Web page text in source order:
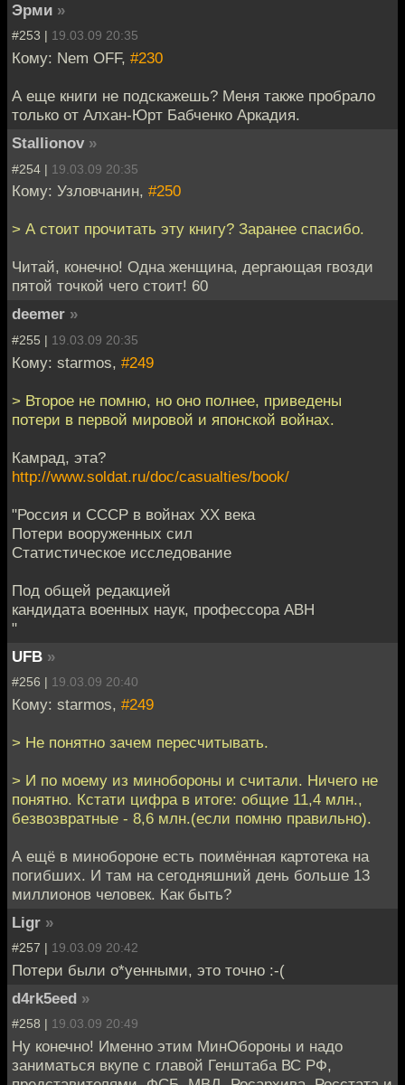
Эрми »
#253 | 19.03.09 20:35
Кому: Nem OFF, #230
А еще книги не подскажешь? Меня также пробрало
только от Алхан-Юрт Бабченко Аркадия.
Stallionov »
#254 | 19.03.09 20:35
Кому: Узловчанин, #250
> А стоит прочитать эту книгу? Заранее спасибо.
Читай, конечно! Одна женщина, дергающая гвозди
пятой точкой чего стоит! 60
deemer »
#255 | 19.03.09 20:35
Кому: starmos, #249
> Второе не помню, но оно полнее, приведены
потери в первой мировой и японской войнах.
Камрад, эта?
http://www.soldat.ru/doc/casualties/book/
"Россия и СССР в войнах XX века
Потери вооруженных сил
Статистическое исследование
Под общей редакцией
кандидата военных наук, профессора АВН
"
UFB »
#256 | 19.03.09 20:40
Кому: starmos, #249
> Не понятно зачем пересчитывать.
> И по моему из минобороны и считали. Ничего не
понятно. Кстати цифра в итоге: общие 11,4 млн.,
безвозвратные - 8,6 млн.(если помню правильно).
А ещё в минобороне есть поимённая картотека на
погибших. И там на сегодняшний день больше 13
миллионов человек. Как быть?
Ligr »
#257 | 19.03.09 20:42
Потери были о*уенными, это точно :-(
d4rk5eed »
#258 | 19.03.09 20:49
Ну конечно! Именно этим МинОбороны и надо
заниматься вкупе с главой Генштаба ВС РФ,